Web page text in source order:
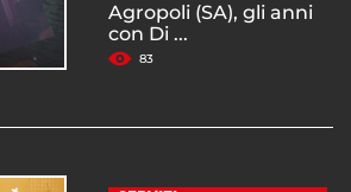
Agropoli (SA), gli anni
con Di ...
83